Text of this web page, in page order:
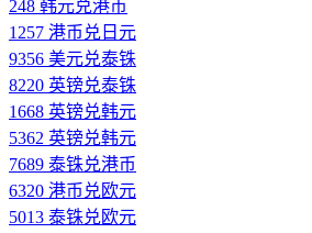
248 韩元兑港币
1257 港币兑日元
9356 美元兑泰铢
8220 英镑兑泰铢
1668 英镑兑韩元
5362 英镑兑韩元
7689 泰铢兑港币
6320 港币兑欧元
5013 泰铢兑欧元